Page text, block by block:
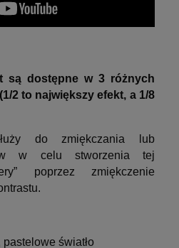
są dostępne w 3 różnych
2 to największy efekt, a 1/8
do zmiękczania lub
w celu stworzenia tej
poprzez zmiękczenie
światło